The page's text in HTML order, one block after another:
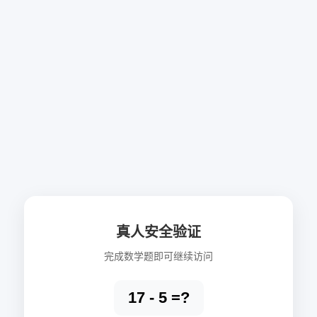
真人安全验证
完成数学题即可继续访问
17 - 5 =?